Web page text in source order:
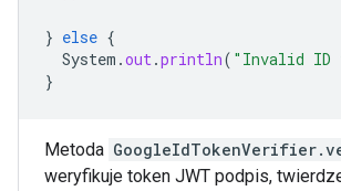
} else {
System .out.println( "Invalid ID
}
Metoda
weryfikuje token JWT podpis,